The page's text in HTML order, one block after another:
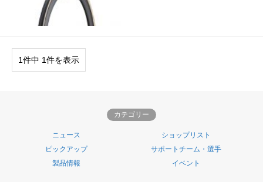
1件中 1件を表示
カテゴリー
ニュース
ショップリスト
ピックアップ
サポートチーム・選手
製品情報
イベント